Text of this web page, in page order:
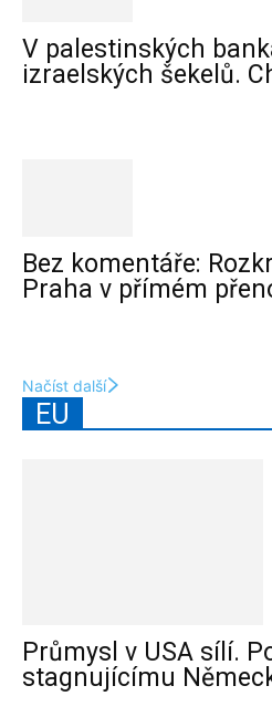
V palestinských
izraelských šekelů.
Bez komentáře:
Praha v přímém
Načíst další
EU
Průmysl v USA sílí.
stagnujícímu